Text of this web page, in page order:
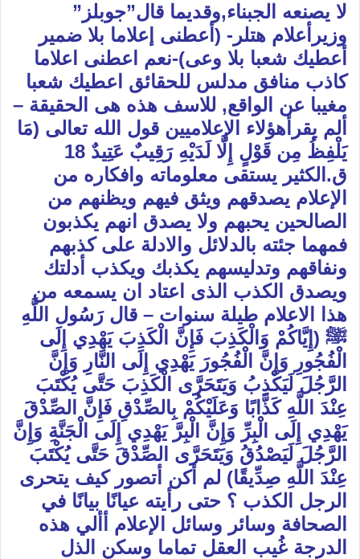
لا يصنعه الجبناء,وقديما قال”جوبلز”
وزيرأعلام هتلر- (أعطنى إعلاما بلا ضمير
أعطيك شعبا بلا وعى)-نعم اعطنى اعلاما
كاذب منافق مدلس للحقائق اعطيك شعبا
مغيبا عن الواقع, للاسف هذه هى الحقيقة –
ألم يقرأهؤلاء الإعلاميين قول الله تعالى (مَا
يَلْفِظُ مِن قَوْلٍ إِلَّا لَدَيْهِ رَقِيبٌ عَتِيدٌ 18
ق.الكثير يستقى معلوماته وافكاره من
الإعلام يصدقهم ويثق فيهم ويظنهم من
الصالحين يحبهم ولا يصدق انهم يكذبون
فمهما جئته بالدلائل والادلة على كذبهم
ونفاقهم وتدليسهم يكذبك ويكذب أدلتك
ويصدق الكذب الذى اعتاد ان يسمعه من
هذا الاعلام طيلة سنوات – قال رَسُول اللَّهِ
ﷺ (إِيَّاكُمْ وَالْكَذِبَ فَإِنَّ الْكَذِبَ يَهْدِي إِلَى
الْفُجُورِ وَإِنَّ الْفُجُورَ يَهْدِي إِلَى النَّارِ وَإِنَّ
الرَّجُلَ لَيَكْذِبُ وَيَتَحَرَّى الْكَذِبَ حَتَّى يُكْتَبَ
عِنْدَ اللَّهِ كَذَّابًا وَعَلَيْكُمْ بِالصِّدْقِ فَإِنَّ الصِّدْقَ
يَهْدِي إِلَى الْبِرِّ وَإِنَّ الْبِرَّ يَهْدِي إِلَى الْجَنَّةِ وَإِنَّ
الرَّجُلَ لَيَصْدُقُ وَيَتَحَرَّى الصِّدْقَ حَتَّى يُكْتَبَ
عِنْدَ اللَّهِ صِدِّيقًا) لم أكن أتصور كيف يتحرى
الرجل الكذب ؟ حتى رأيته عيانًا بيانًا في
الصحافة وسائر وسائل الإعلام أألي هذه
الدرجة غُيب العقل تماما وسكن الذل